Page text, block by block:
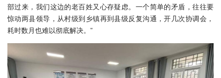
部过来，我们这边的老百姓又心存疑虑。一个简单的矛盾，往往要
惊动两县领导，从村级到乡镇再到县级反复沟通，开几次协调会，
耗时数月也难以彻底解决。”